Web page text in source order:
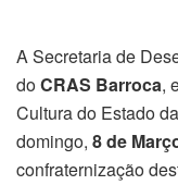
A Secretaria de
doCRAS Barroca,
Cultura do Estado
domingo, 8 de
confraternização